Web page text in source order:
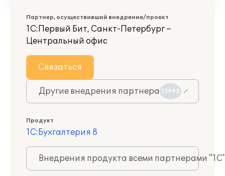
Партнер, осуществивший внедрение/проект
1С:Первый Бит, Санкт-Петербург –
Центральный офис
Связаться
Другие внедрения партнера 13992
Продукт
1С:Бухгалтерия 8
Внедрения продукта всеми партнерами